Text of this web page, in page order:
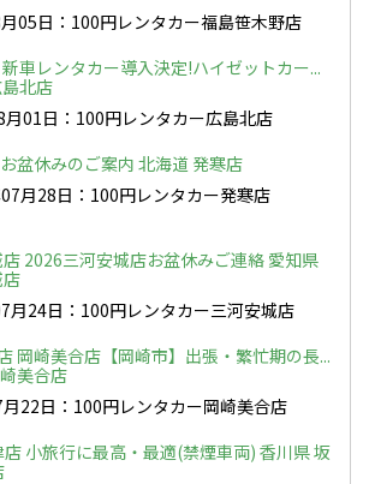
05日：100円レンタカー福島笹木野店
車レンタカー導入決定!ハイゼットカー...
北店
月01日：100円レンタカー広島北店
盆休みのご案内 北海道 発寒店
月28日：100円レンタカー発寒店
2026三河安城店お盆休みご連絡 愛知県
月24日：100円レンタカー三河安城店
岡崎美合店【岡崎市】出張・繁忙期の長...
美合店
22日：100円レンタカー岡崎美合店
小旅行に最高・最適(禁煙車両) 香川県 坂